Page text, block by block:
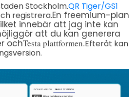
Stockholm.QR Tiger/GS1
registrera.En freemium-plan
innebär att jag inte kan
att du kan generera
ochTesta plattformen.Efteråt kan